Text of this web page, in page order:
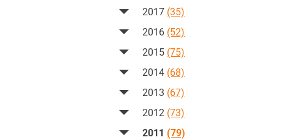
2017 (35)
2016 (52)
2015 (75)
2014 (68)
2013 (67)
2012 (73)
2011 (79)